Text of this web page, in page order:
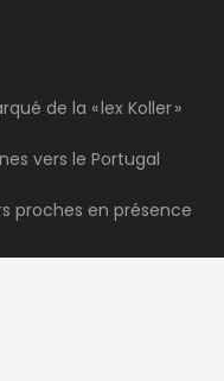
de la « lex Koller »
vers le Portugal
proches en présence